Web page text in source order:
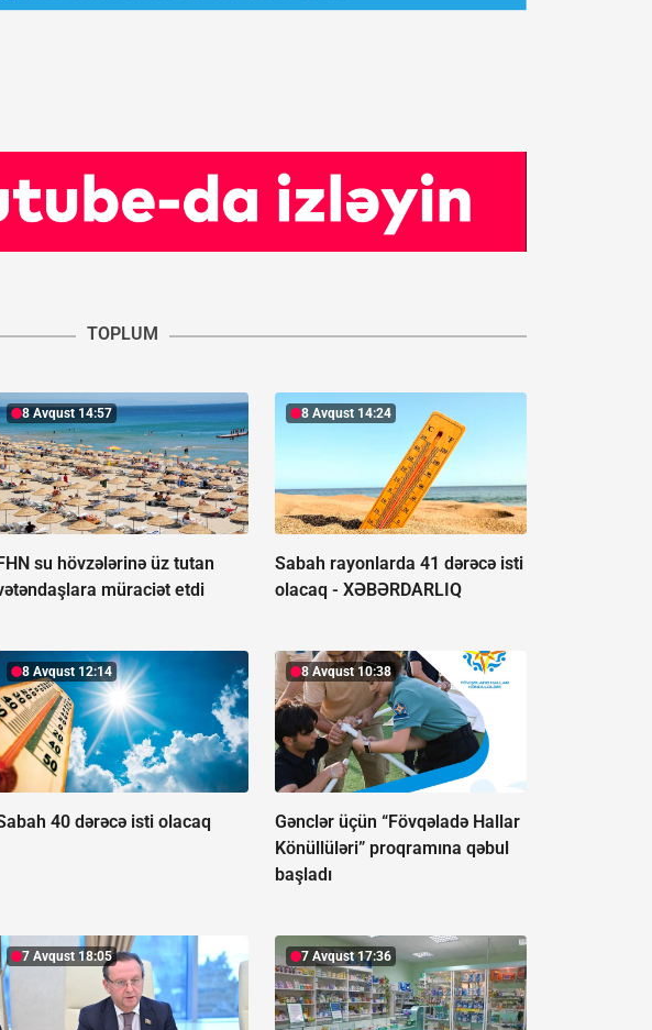
TOPLUM
8 Avqust 14:57
FHN su hövzələrinə üz tutan
müraciət etdi
8 Avqust 14:24
Sabah rayonlarda 41 dərəcə isti
olacaq - XƏBƏRDARLIQ
8 Avqust 12:14
40 dərəcə isti olacaq
8 Avqust 10:38
Gənclər üçün “Fövqəladə Hallar
Könüllüləri” proqramına qəbul
başladı
7 Avqust 18:05 7 Avqust 17:36